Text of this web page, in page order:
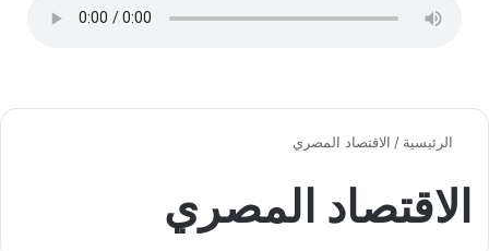
الرئيسية / الاقتصاد المصري
الاقتصاد المصري